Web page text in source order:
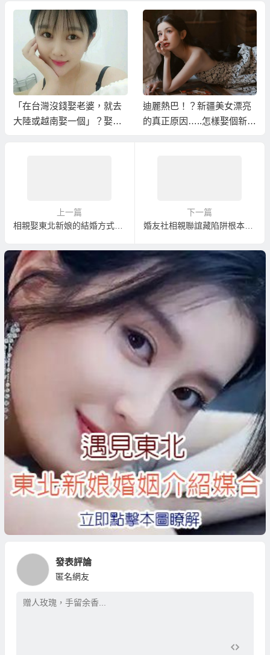
「在台灣沒錢娶老婆，就去
大陸或越南娶一個」？娶大
迪麗熱巴！？新疆美女漂亮
的真正原因…..怎樣娶個新疆
上一篇
相親娶東北新娘的結婚方式與流程
下一篇
婚友社相親聯誼藏陷阱根本很難找到伴侶！到越南相親還比較容易找到伴侶！
發表評論
匿名網友